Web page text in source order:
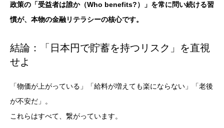
政策の「受益者は誰か（Who benefits?）」を常に問い続ける習
慣が、本物の金融リテラシーの核心です。
結論：「日本円で貯蓄を持つリスク」を直視
せよ
「物価が上がっている」「給料が増えても楽にならない」「老後
が不安だ」。
これらはすべて、繋がっています。